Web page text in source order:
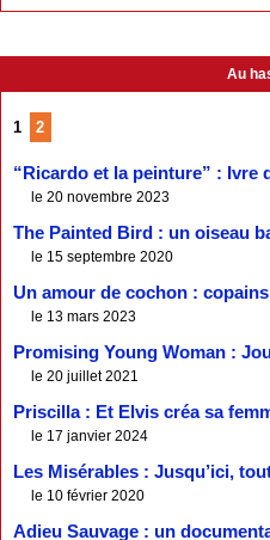
Au
1 2
“Ricardo et la peinture” : Ivre
le 20 novembre 2023
The Painted Bird : un oiseau
le 15 septembre 2020
Un amour de cochon :
le 13 mars 2023
Promising Young Woman :
le 20 juillet 2021
Priscilla : Et Elvis créa sa
le 17 janvier 2024
Les Misérables : Jusqu’ici,
le 10 février 2020
Adieu Sauvage : un